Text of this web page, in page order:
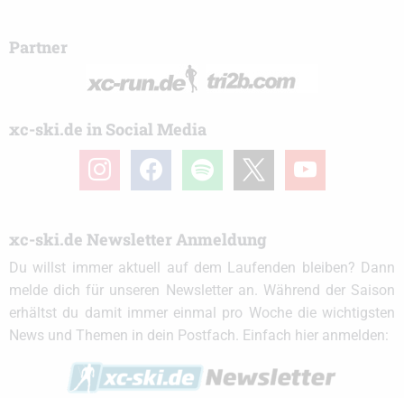
Partner
xc-ski.de in Social Media
instagramfacebook spotify youtube
xc-ski.de Newsletter Anmeldung
Du willst immer aktuell auf dem Laufenden bleiben? Dann
melde dich für unseren Newsletter an. Während der Saison
erhältst du damit immer einmal pro Woche die wichtigsten
News und Themen in dein Postfach. Einfach hier anmelden: